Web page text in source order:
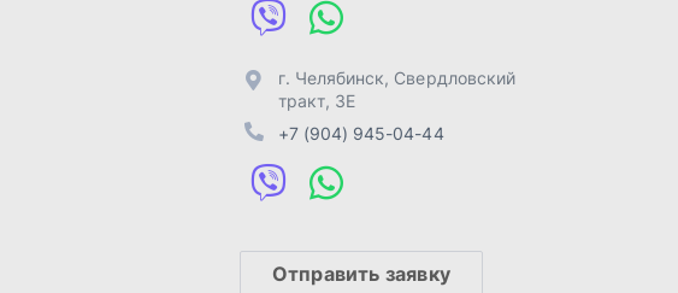
Разработка -